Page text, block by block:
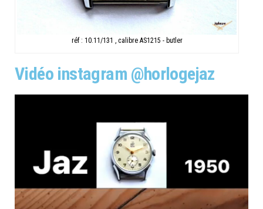
réf : 10.11/131 , calibre AS1215 - butler
Vidéo instagram @horlogejaz